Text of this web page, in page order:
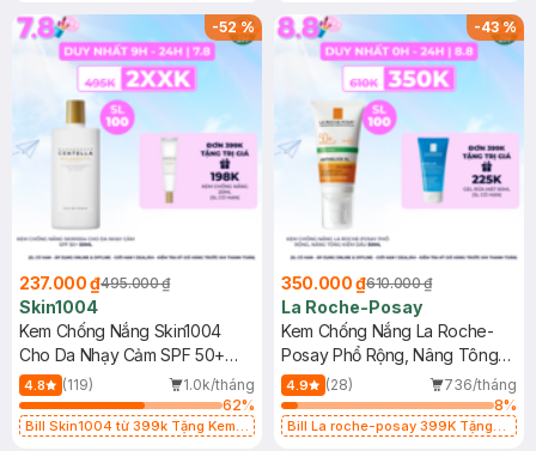
25ml (SL Có Hạn)
-52%
237.000 ₫495.000 ₫
Skin1004
Kem Chống Nắng Skin1004
Cho Da Nhạy Cảm SPF 50+
50ml
4.8 (119)
1.0k/tháng
62%
Bill Skin1004 từ 399k Tặng Kem
-43%
350.000 ₫610.000 ₫
La Roche-Posay
Kem Chống Nắng La Roche-
Posay Phổ Rộng, Nâng Tông
Kiềm Dầu 50ml
4.9 (28)
736/tháng
8%
Bill La roche-posay 399K Tặng